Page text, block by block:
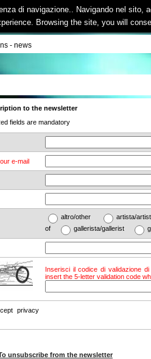
di navigazione.. Navigando nel
Browsing the site, you will
- news
to the newsletter
fields are mandatory
e-mail
altro/other artista/
of
gallerista/gallerist
Inserisci il codice di validazione
insert the 5-letter validation code
privacy
unsubscribe from the newsletter